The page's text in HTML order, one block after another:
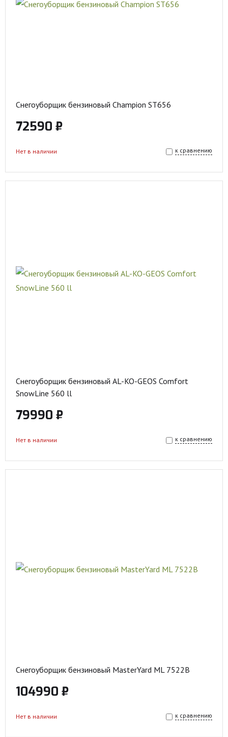
Снегоуборщик бензиновый Champion ST656
72590 ₽
к сравнению
Нет в наличии
Снегоуборщик бензиновый AL-KO-GEOS Comfort
SnowLine 560 ll
79990 ₽
к сравнению
Нет в наличии
Снегоуборщик бензиновый MasterYard ML 7522B
104990 ₽
к сравнению
Нет в наличии